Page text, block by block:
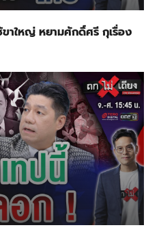
ขาใหญ่ หยามศักดิ์ศรี กุเรื่อง